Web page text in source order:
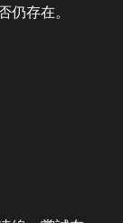
仍存在。